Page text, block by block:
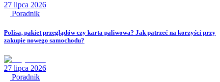
27 lipca 2026
Poradnik
Polisa, pakiet przeglądów czy karta paliwowa? Jak patrzeć na korzyści przy
zakupie nowego samochodu?
27 lipca 2026
Poradnik